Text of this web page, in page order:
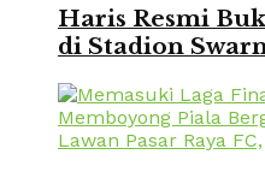
Haris Resmi
di Stadion